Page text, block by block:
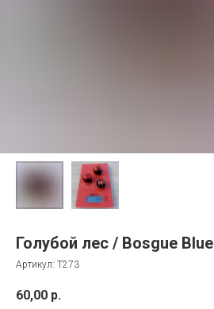
Голубой лес / Bosgue Blue
Артикул: Т273
60,00 р.